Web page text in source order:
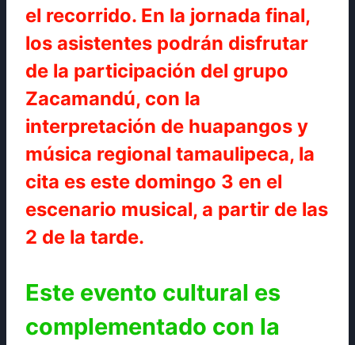
el recorrido. En la jornada final,
los asistentes podrán disfrutar
de la participación del grupo
Zacamandú, con la
interpretación de huapangos y
música regional tamaulipeca, la
cita es este domingo 3 en el
escenario musical, a partir de las
2 de la tarde.
Este evento cultural es
complementado con la